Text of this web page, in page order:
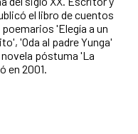
el libro de cuentos
'Elegía a un
'Oda al padre Yunga'
póstuma 'La
en 2001.